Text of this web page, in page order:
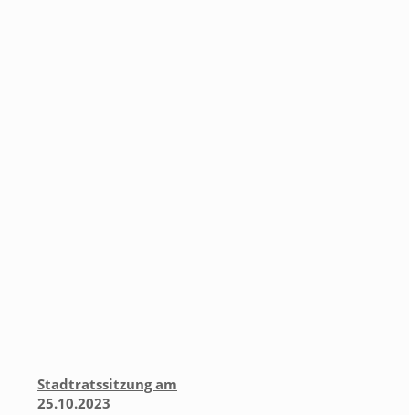
Stadtratssitzung am
25.10.2023